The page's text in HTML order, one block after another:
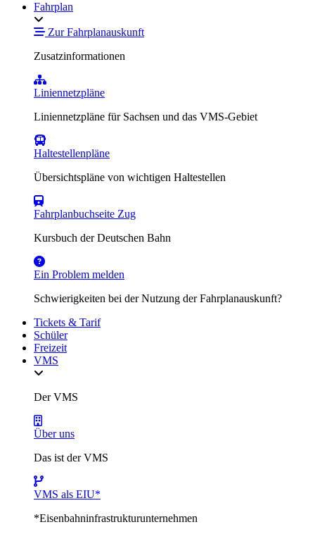
Fahrplan
Zur Fahrplanauskunft
Zusatzinformationen
Liniennetzpläne
Liniennetzpläne für Sachsen und das VMS-Gebiet
Haltestellenpläne
Übersichtspläne von wichtigen Haltestellen
Fahrplanbuchseite Zug
Kursbuch der Deutschen Bahn
Ein Problem melden
Schwierigkeiten bei der Nutzung der Fahrplanauskunft?
Tickets & Tarif
Schüler
Freizeit
VMS
Der VMS
Über uns
Das ist der VMS
VMS als EIU*
*Eisenbahninfrastrukturunternehmen